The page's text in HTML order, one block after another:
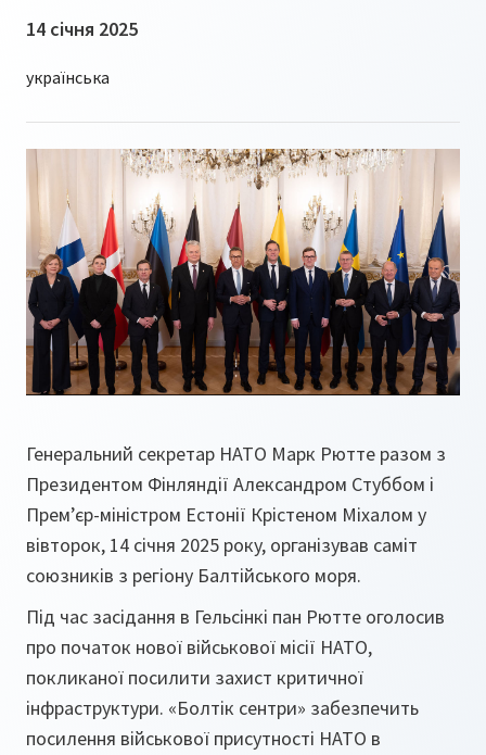
14 січня 2025
Генеральний секретар НАТО Марк Рютте разом з
Президентом Фінляндії Александром Стуббом і
Прем’єр-міністром Естонії Крістеном Міхалом у
вівторок, 14 січня 2025 року, організував саміт
союзників з регіону Балтійського моря.
Під час засідання в Гельсінкі пан Рютте оголосив
про початок нової військової місії НАТО,
покликаної посилити захист критичної
інфраструктури. «Болтік сентри» забезпечить
посилення військової присутності НАТО в